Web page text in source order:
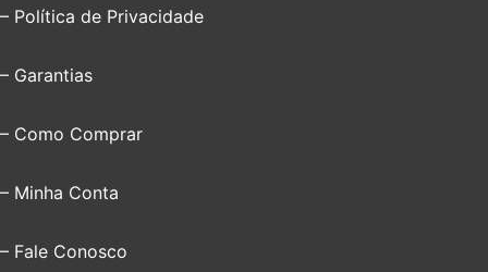
– Política de Privacidade
– Garantias
– Como Comprar
– Minha Conta
– Fale Conosco